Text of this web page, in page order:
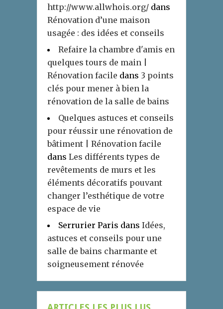
http://www.allwhois.org/ dans
Rénovation d’une maison
usagée : des idées et conseils
Refaire la chambre d'amis en
quelques tours de main |
Rénovation facile dans 3 points
clés pour mener à bien la
rénovation de la salle de bains
Quelques astuces et conseils
pour réussir une rénovation de
bâtiment | Rénovation facile
dans Les différents types de
revêtements de murs et les
éléments décoratifs pouvant
changer l’esthétique de votre
espace de vie
Serrurier Paris dans Idées,
astuces et conseils pour une
salle de bains charmante et
soigneusement rénovée